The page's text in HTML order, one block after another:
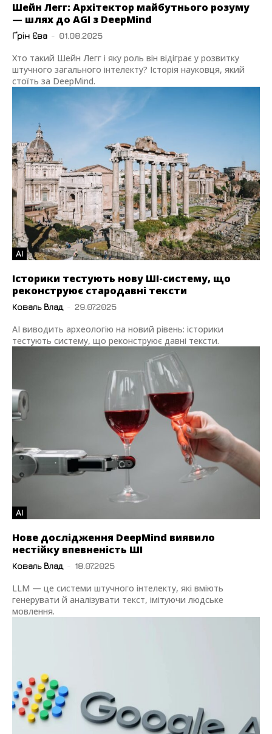
Шейн Легг: Архітектор майбутнього розуму
— шлях до AGI з DeepMind
Ґрін Єва - 01.08.2025
Хто такий Шейн Легг і яку роль він відіграє у розвитку
штучного загального інтелекту? Історія науковця, який
стоїть за DeepMind.
AI
Історики тестують нову ШІ-систему, що
реконструює стародавні тексти
Коваль Влад - 29.07.2025
AI виводить археологію на новий рівень: історики
тестують систему, що реконструює давні тексти.
AI
Нове дослідження DeepMind виявило
нестійку впевненість ШІ
Коваль Влад - 18.07.2025
LLM — це системи штучного інтелекту, які вміють
генерувати й аналізувати текст, імітуючи людське
мовлення.